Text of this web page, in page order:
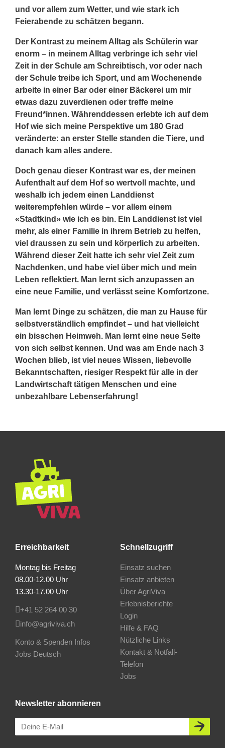
und vor allem zum Wetter, und wie stark ich
Feierabende zu schätzen begann.
Der Kontrast zu meinem Alltag als Schülerin war
enorm – in meinem Alltag verbringe ich sehr viel
Zeit in der Schule am Schreibtisch, vor oder nach
der Schule treibe ich Sport, und am Wochenende
arbeite in einer Bar oder einer Bäckerei um mir
etwas dazu zuverdienen oder treffe meine
Freund*innen. Währenddessen erlebte ich auf dem
Hof wie sich meine Perspektive um 180 Grad
veränderte: an erster Stelle standen die Tiere, und
danach kam alles andere.
Doch genau dieser Kontrast war es, der meinen
Aufenthalt auf dem Hof so wertvoll machte, und
weshalb ich jedem einen Landdienst
weiterempfehlen würde – vor allem einem
«Stadtkind» wie ich es bin. Ein Landdienst ist viel
mehr, als einer Familie in ihrem Betrieb zu helfen,
viel draussen zu sein und körperlich zu arbeiten.
Während dieser Zeit hatte ich sehr viel Zeit zum
Nachdenken, und habe viel über mich und mein
Leben reflektiert. Man lernt sich anzupassen an
eine neue Familie, und verlässt seine Komfortzone.
Man lernt Dinge zu schätzen, die man zu Hause für
selbstverständlich empfindet – und hat vielleicht
ein bisschen Heimweh. Man lernt eine neue Seite
von sich selbst kennen. Und was am Ende nach 3
Wochen blieb, ist viel neues Wissen, liebevolle
Bekanntschaften, riesiger Respekt für alle in der
Landwirtschaft tätigen Menschen und eine
unbezahlbare Lebenserfahrung!
Erreichbarkeit
Montag bis Freitag
08.00-12.00 Uhr
13.30-17.00 Uhr
+41 52 264 00 30
info@agriviva.ch
Konto & Spenden Infos
Jobs Deutsch
Schnellzugriff
Einsatz suchen
Einsatz anbieten
Über AgriViva
Erlebnisberichte
Login
Hilfe & FAQ
Nützliche Links
Kontakt & Notfall-
Telefon
Jobs
Newsletter abonnieren